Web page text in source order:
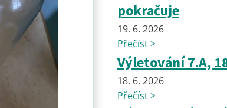
pokračuje
19. 6. 2026
Přečíst >
Výletování 7.A,
18. 6. 2026
Přečíst >